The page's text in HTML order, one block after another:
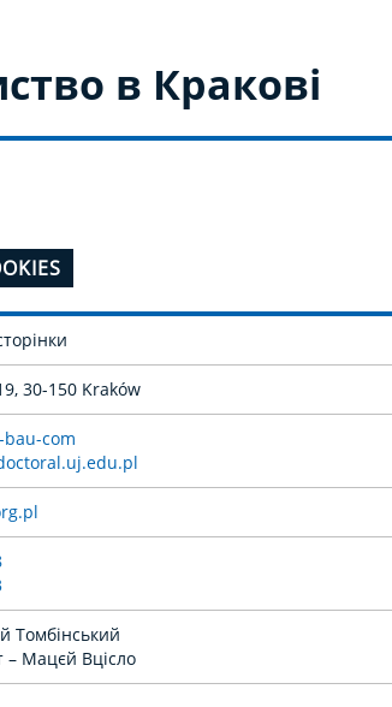
в Кракові
30-150 Kraków
com
Томбінський
– Мацєй Вцісло